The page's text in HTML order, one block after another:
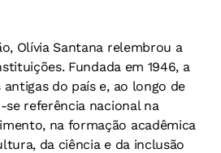
Olívia Santana relembrou a
Fundada em 1946, a
do país e, ao longo de
referência nacional na
na formação acadêmica
da ciência e da inclusão